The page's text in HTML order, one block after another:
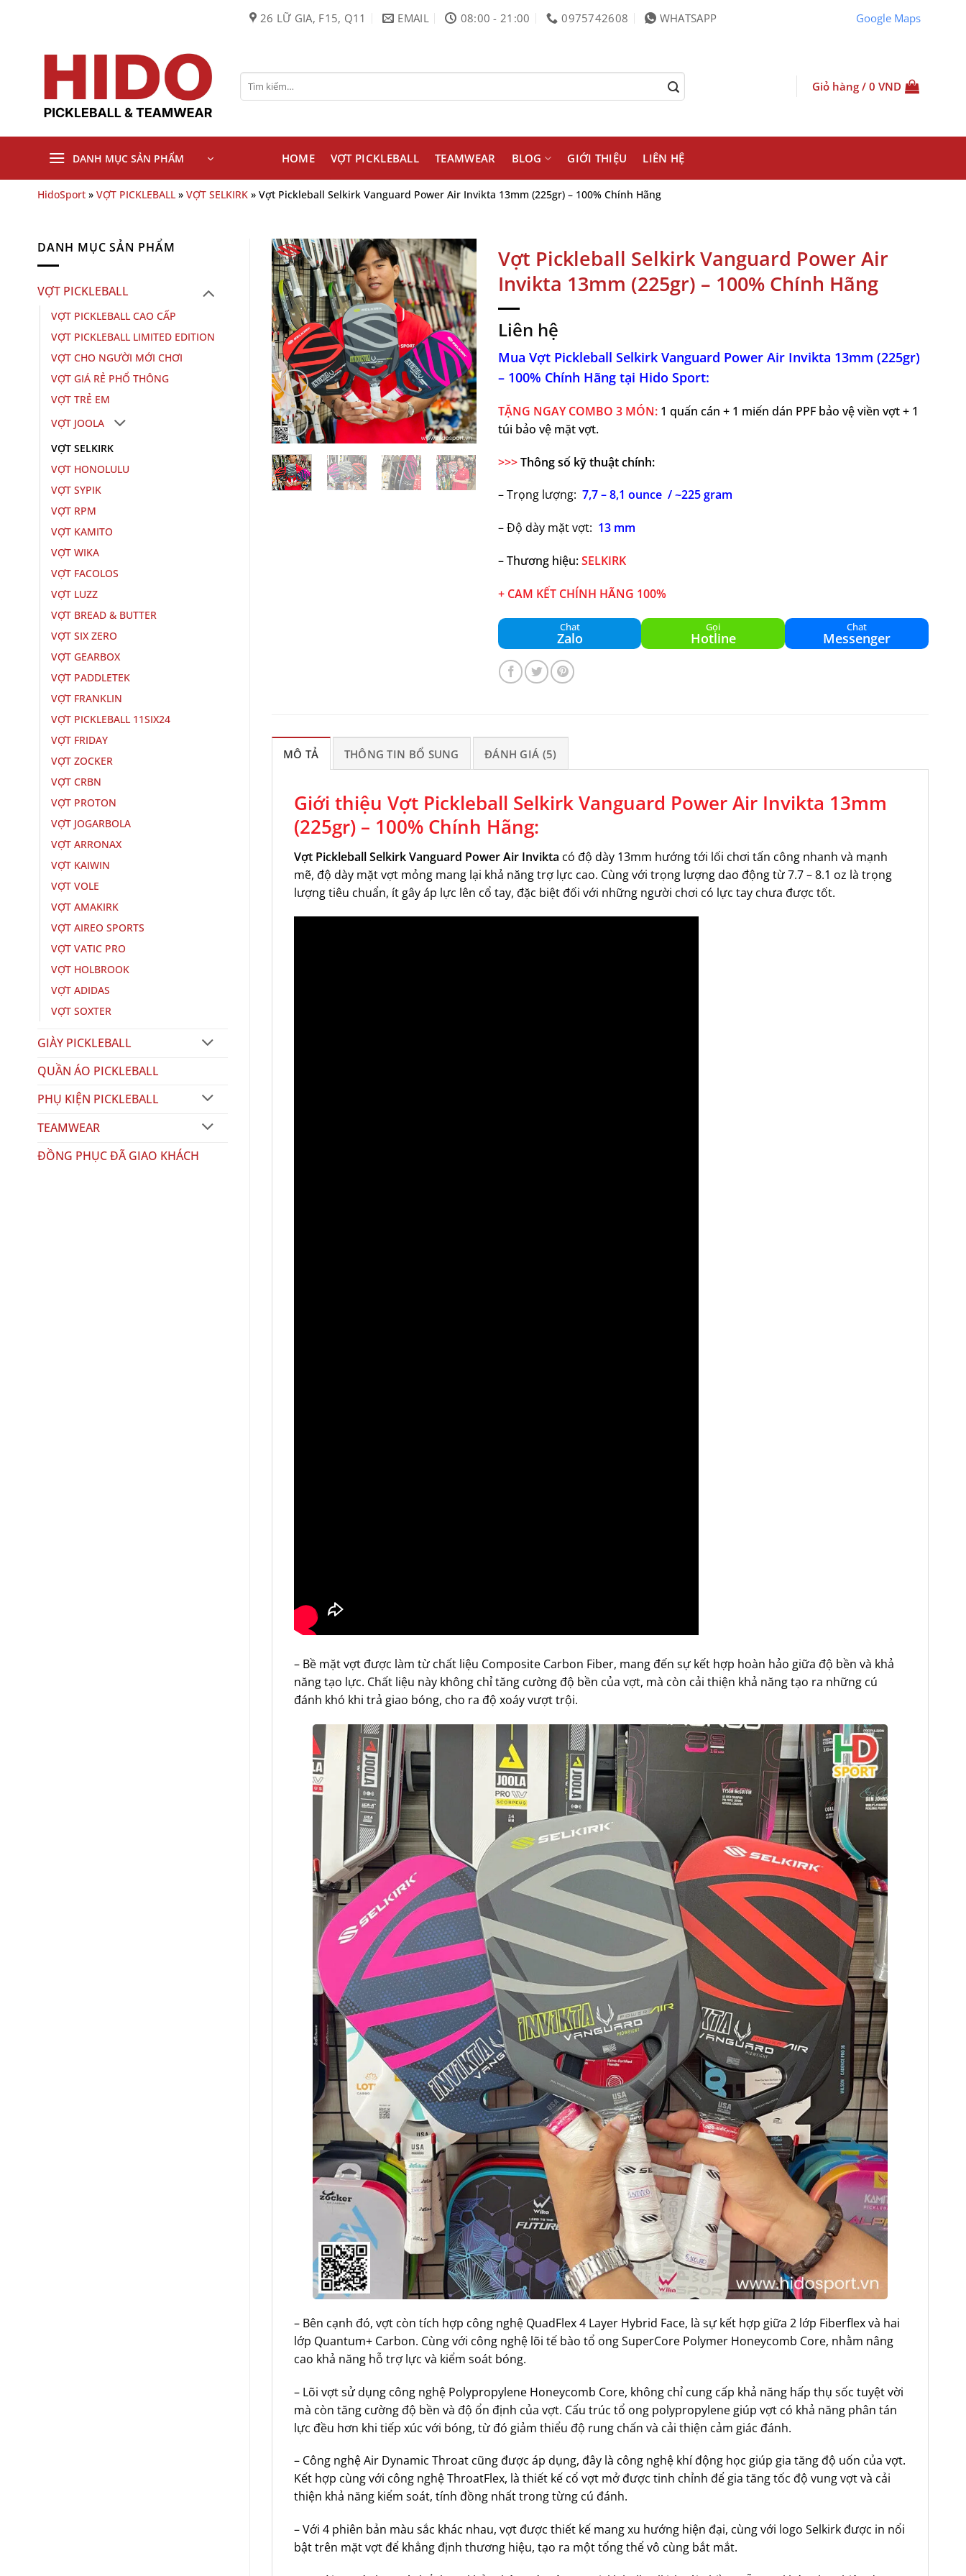
26 LỮ GIA, F15, Q11 EMAIL 08:00 - 21:00 0975742608 WHATSAPP Google Maps
Tìm
kiếm:
Giỏ hàng / 0 VND
DANH MỤC SẢN PHẨM HOME VỢT PICKLEBALL TEAMWEAR BLOG GIỚI THIỆU LIÊN HỆ
HidoSport » VỢT PICKLEBALL » VỢT SELKIRK » Vợt Pickleball Selkirk Vanguard Power Air Invikta 13mm (225gr) – 100% Chính Hãng
DANH MỤC SẢN PHẨM
VỢT PICKLEBALL
VỢT PICKLEBALL CAO CẤP
VỢT PICKLEBALL LIMITED EDITION
VỢT CHO NGƯỜI MỚI CHƠI
VỢT GIÁ RẺ PHỔ THÔNG
VỢT TRẺ EM
VỢT JOOLA
VỢT SELKIRK
VỢT HONOLULU
VỢT SYPIK
VỢT RPM
VỢT KAMITO
VỢT WIKA
VỢT FACOLOS
VỢT LUZZ
VỢT BREAD & BUTTER
VỢT SIX ZERO
VỢT GEARBOX
VỢT PADDLETEK
VỢT FRANKLIN
VỢT PICKLEBALL 11SIX24
VỢT FRIDAY
VỢT ZOCKER
VỢT CRBN
VỢT PROTON
VỢT JOGARBOLA
VỢT ARRONAX
VỢT KAIWIN
VỢT VOLE
VỢT AMAKIRK
VỢT AIREO SPORTS
VỢT VATIC PRO
VỢT HOLBROOK
VỢT ADIDAS
VỢT SOXTER
GIÀY PICKLEBALL
QUẦN ÁO PICKLEBALL
PHỤ KIỆN PICKLEBALL
TEAMWEAR
ĐỒNG PHỤC ĐÃ GIAO KHÁCH
Vợt Pickleball Selkirk Vanguard Power Air
Invikta 13mm (225gr) – 100% Chính Hãng
Liên hệ
Mua Vợt Pickleball Selkirk Vanguard Power Air Invikta 13mm (225gr)
– 100% Chính Hãng tại Hido Sport:
TẶNG NGAY COMBO 3 MÓN:1 quấn cán + 1 miến dán PPF bảo vệ viền vợt + 1
túi bảo vệ mặt vợt.
>>>Thông số kỹ thuật chính:
– Trọng lượng: ‎ 7,7 – 8,1 ounce / ~225 gram
– Độ dày mặt vợt: 13 mm
– Thương hiệu:SELKIRK
+ CAM KẾT CHÍNH HÃNG 100%
Chat
Zalo
Gọi
Hotline
Chat
Messenger
MÔ TẢ THÔNG TIN BỔ SUNG ĐÁNH GIÁ (5)
Giới thiệu Vợt Pickleball Selkirk Vanguard Power Air Invikta 13mm
(225gr) – 100% Chính Hãng:
Vợt Pickleball Selkirk Vanguard Power Air Invikta có độ dày 13mm hướng tới lối chơi tấn công nhanh và mạnh
mẽ, độ dày mặt vợt mỏng mang lại khả năng trợ lực cao. Cùng với trọng lượng dao động từ 7.7 – 8.1 oz là trọng
lượng tiêu chuẩn, ít gây áp lực lên cổ tay, đặc biệt đối với những người chơi có lực tay chưa được tốt.
– Bề mặt vợt được làm từ chất liệu Composite Carbon Fiber, mang đến sự kết hợp hoàn hảo giữa độ bền và khả
năng tạo lực. Chất liệu này không chỉ tăng cường độ bền của vợt, mà còn cải thiện khả năng tạo ra những cú
đánh khó khi trả giao bóng, cho ra độ xoáy vượt trội.
– Bên cạnh đó, vợt còn tích hợp công nghệ QuadFlex 4 Layer Hybrid Face, là sự kết hợp giữa 2 lớp Fiberflex và hai
lớp Quantum+ Carbon. Cùng với công nghệ lõi tế bào tổ ong SuperCore Polymer Honeycomb Core, nhằm nâng
cao khả năng hỗ trợ lực và kiểm soát bóng.
– Lõi vợt sử dụng công nghệ Polypropylene Honeycomb Core, không chỉ cung cấp khả năng hấp thụ sốc tuyệt vời
mà còn tăng cường độ bền và độ ổn định của vợt. Cấu trúc tổ ong polypropylene giúp vợt có khả năng phân tán
lực đều hơn khi tiếp xúc với bóng, từ đó giảm thiểu độ rung chấn và cải thiện cảm giác đánh.
– Công nghệ Air Dynamic Throat cũng được áp dụng, đây là công nghệ khí động học giúp gia tăng độ uốn của vợt.
Kết hợp cùng với công nghệ ThroatFlex, là thiết kế cổ vợt mở được tinh chỉnh để gia tăng tốc độ vung vợt và cải
thiện khả năng kiểm soát, tính đồng nhất trong từng cú đánh.
– Với 4 phiên bản màu sắc khác nhau, vợt được thiết kế mang xu hướng hiện đại, cùng với logo Selkirk được in nổi
bật trên mặt vợt để khẳng định thương hiệu, tạo ra một tổng thể vô cùng bắt mắt.